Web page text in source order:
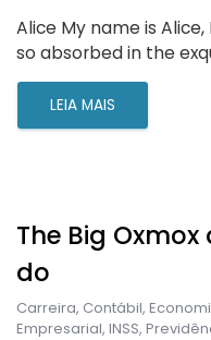
Alice My name is
so absorbed in the
LEIA MAIS
The Big
do
Carreira, Contábil,
Empresarial, INSS,